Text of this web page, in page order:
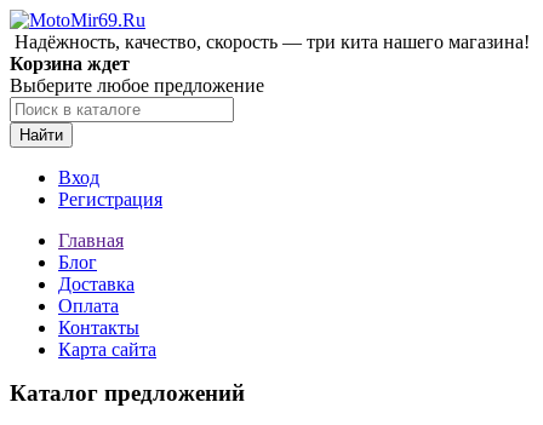
Надёжность, качество, скорость — три кита нашего магазина!
Корзина ждет
Выберите любое предложение
Найти
Вход
Регистрация
Главная
Блог
Доставка
Оплата
Контакты
Карта сайта
Каталог предложений